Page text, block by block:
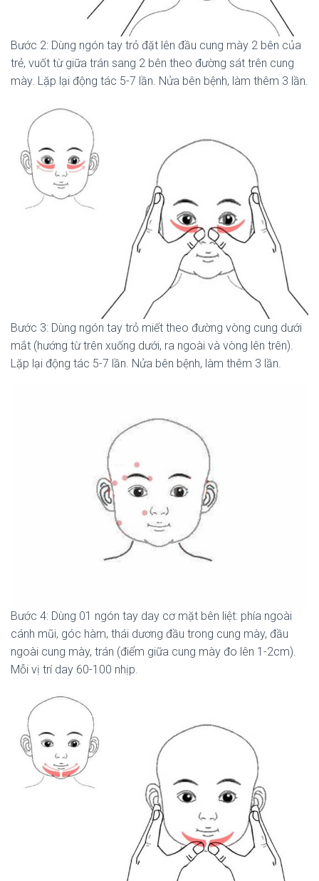
Bước 2: Dùng ngón tay trỏ đặt lên đầu cung mày 2 bên của
trẻ, vuốt từ giữa trán sang 2 bên theo đường sát trên cung
mày. Lặp lại động tác 5-7 lần. Nửa bên bệnh, làm thêm 3 lần.
Bước 3: Dùng ngón tay trỏ miết theo đường vòng cung dưới
mắt (hướng từ trên xuống dưới, ra ngoài và vòng lên trên).
Lặp lại động tác 5-7 lần. Nửa bên bệnh, làm thêm 3 lần.
Bước 4: Dùng 01 ngón tay day cơ mặt bên liệt: phía ngoài
cánh mũi, góc hàm, thái dương đầu trong cung mày, đầu
ngoài cung mày, trán (điểm giữa cung mày đo lên 1-2cm).
Mỗi vị trí day 60-100 nhịp.